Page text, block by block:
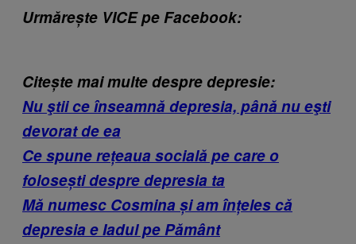
Urmărește VICE pe Facebook:
Citește mai multe despre depresie:
Nu ştii ce înseamnă depresia, până nu eşti
devorat de ea
Ce spune rețeaua socială pe care o
folosești despre depresia ta
Mă numesc Cosmina și am înțeles că
depresia e Iadul pe Pământ